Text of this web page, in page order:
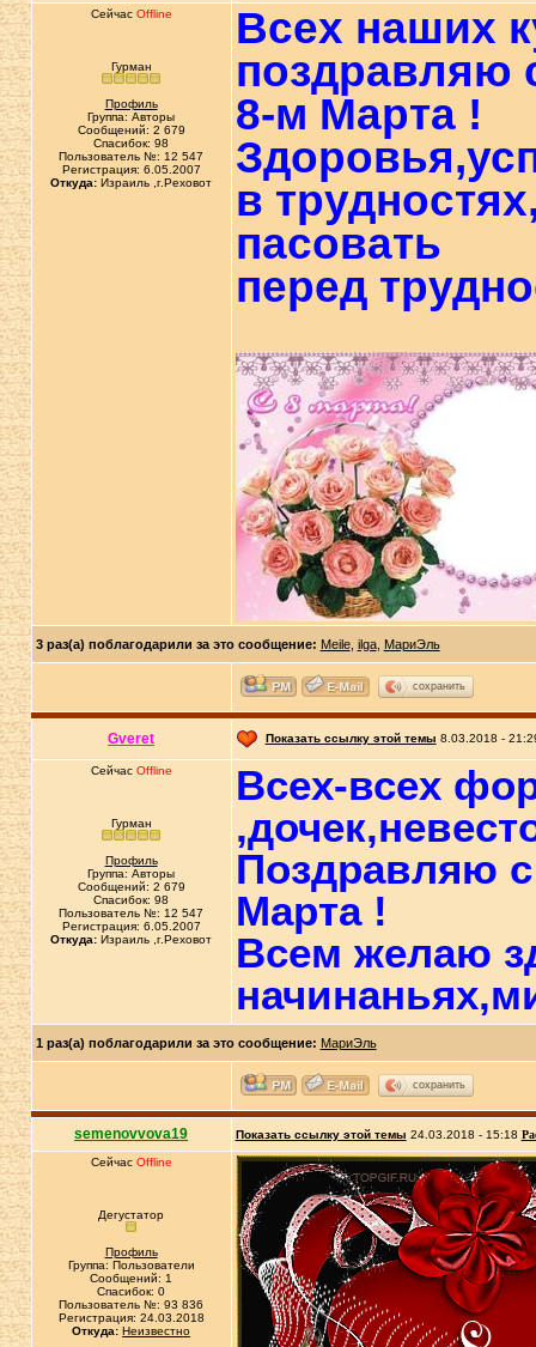
Сейчас Offline
Гурман
Профиль
Группа: Авторы
Сообщений: 2 679
Спасибок: 98
Пользователь №: 12 547
Регистрация: 6.05.2007
Откуда: Израиль ,г.Реховот
Всех наших
поздравляю
8-м Марта !
в
пасовать
перед
3 раз(а) поблагодарили за это сообщение: Meile, ilga, МариЭль
сохранить
Gveret Показать ссылку этой темы 8.03.2018 -
Сейчас Offline
Гурман
Профиль
Группа: Авторы
Сообщений: 2 679
Спасибок: 98
Пользователь №: 12 547
Регистрация: 6.05.2007
Откуда: Израиль ,г.Реховот
Всех-всех
Поздравляю
Марта !
Всем желаю
1 раз(а) поблагодарили за это сообщение: МариЭль
сохранить
semenovvova19 Показать ссылку этой темы 24.03.2018 - 15:18
Сейчас Offline
Дегустатор
Профиль
Группа: Пользователи
Сообщений: 1
Спасибок: 0
Пользователь №: 93 836
Регистрация: 24.03.2018
Откуда: Неизвестно